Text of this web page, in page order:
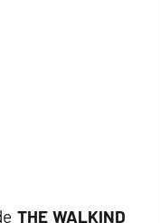
THE WALKIND